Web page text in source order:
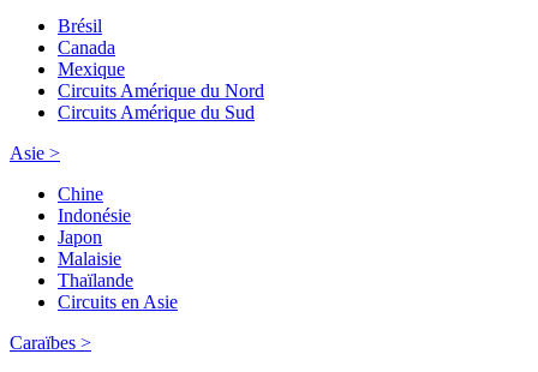
Brésil
Canada
Mexique
Circuits Amérique du Nord
Circuits Amérique du Sud
Asie >
Chine
Indonésie
Japon
Malaisie
Thaïlande
Circuits en Asie
Caraïbes >